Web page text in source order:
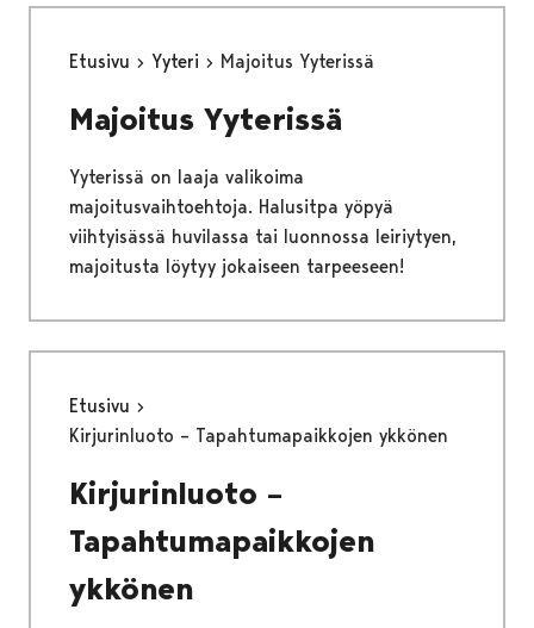
Etusivu Yyteri Majoitus Yyterissä
Majoitus Yyterissä
Yyterissä on laaja valikoima
majoitusvaihtoehtoja. Halusitpa yöpyä
viihtyisässä huvilassa tai luonnossa leiriytyen,
majoitusta löytyy jokaiseen tarpeeseen!
Etusivu
Kirjurinluoto – Tapahtumapaikkojen ykkönen
Kirjurinluoto –
Tapahtumapaikkojen
ykkönen